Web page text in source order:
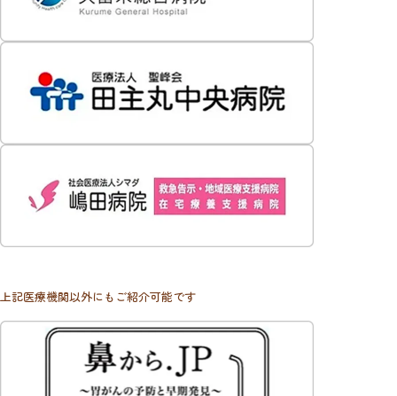
上記医療機関以外にもご紹介可能です